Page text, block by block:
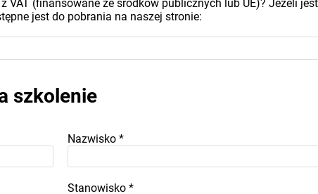
VAT (finansowane ze środków publicznych lub UE)? Jeżeli
jest do pobrania na naszej stronie:
szkolenie
Nazwisko *
Stanowisko *